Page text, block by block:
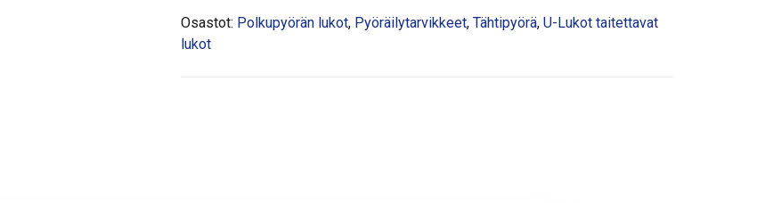
Osastot: Polkupyörän lukot, Pyöräilytarvikkeet, Tähtipyörä, U-Lukot taitettavat
lukot